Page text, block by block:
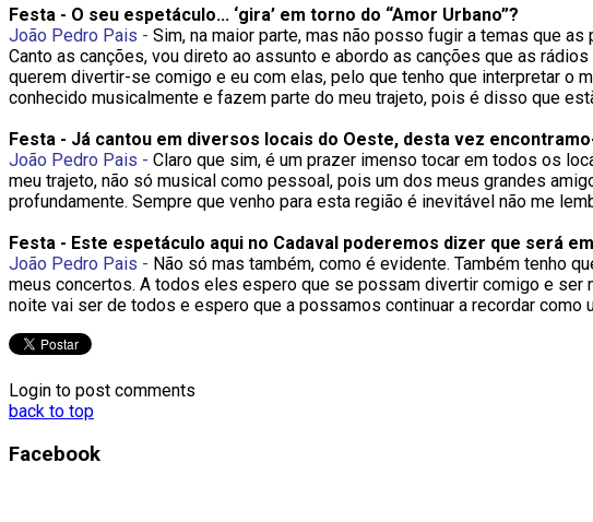
Festa - O seu espetáculo... ‘gira’ em torno do “Amor Urbano”?
João Pedro Pais - Sim, na maior parte, mas não posso fugir a temas que
Canto as canções, vou direto ao assunto e abordo as canções que as
querem divertir-se comigo e eu com elas, pelo que tenho que interpretar o
conhecido musicalmente e fazem parte do meu trajeto, pois é disso que
Festa - Já cantou em diversos locais do Oeste, desta vez
João Pedro Pais - Claro que sim, é um prazer imenso tocar em todos os
meu trajeto, não só musical como pessoal, pois um dos meus grandes
profundamente. Sempre que venho para esta região é inevitável não me
Festa - Este espetáculo aqui no Cadaval poderemos dizer que será
João Pedro Pais - Não só mas também, como é evidente. Também tenho
meus concertos. A todos eles espero que se possam divertir comigo e
noite vai ser de todos e espero que a possamos continuar a recordar como
Login to post comments
back to top
Facebook